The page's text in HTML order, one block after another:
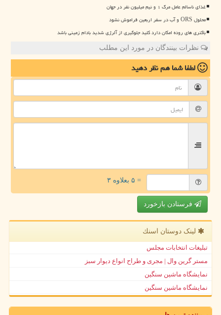
غذای ناسالم عامل مرگ ۱ و نیم میلیون نفر در جهان
محلول ORS و آب در سفر اربعین فراموش نشود
باکتری های روده امکان دارد کلید جلوگیری از آلرژی شدید بادام زمینی باشد
نظرات بینندگان در مورد این مطلب
لطفا شما همنظر دهید
= ۵ بعلاوه ۳
فرستادن بازخورد
لینک دوستان اسنك
تبلیغات انتخابات مجلس
مستر گرین وال | مجری و طراح انواع دیوار سبز
نمایشگاه ماشین سنگین
نمایشگاه ماشین سنگین